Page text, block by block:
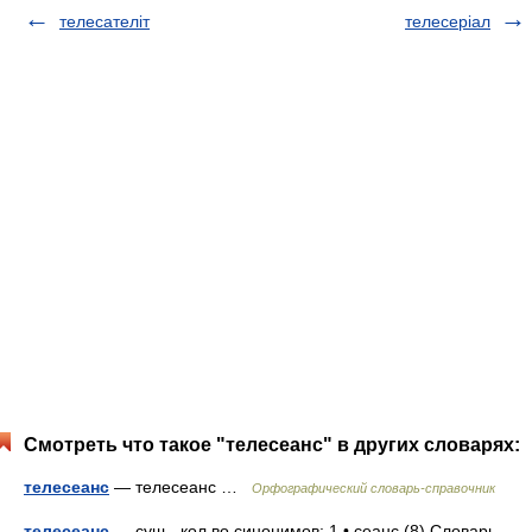
телесателіт телесеріал
Смотреть что такое "телесеанс" в других словарях:
телесеанс — телесеанс … Орфографический словарь-справочник